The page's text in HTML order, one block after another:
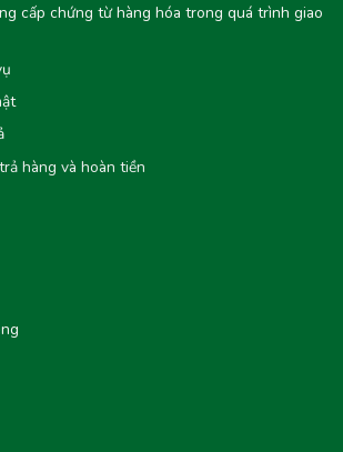
cấp chứng từ hàng hóa trong quá trình giao
hàng và hoàn tiền